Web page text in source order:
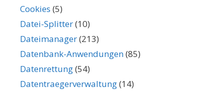
Cookies (5)
Datei-Splitter(10)
Dateimanager(213)
Datenbank-Anwendungen(85)
Datenrettung(54)
Datentraegerverwaltung(14)